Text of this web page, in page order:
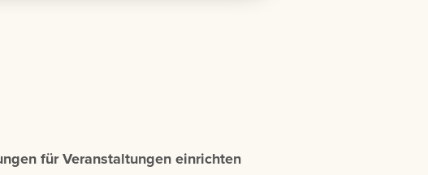
für Veranstaltungen einrichten